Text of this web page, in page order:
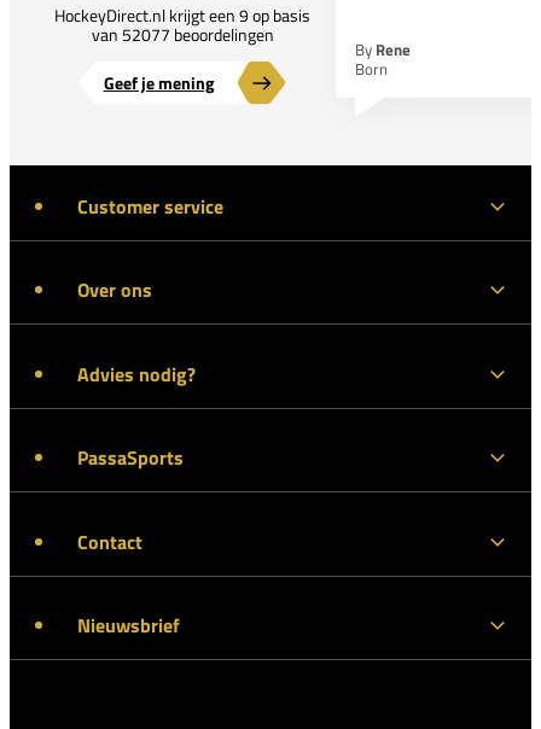
HockeyDirect.nl krijgt een 9 op basis
van 52077 beoordelingen
Geef je mening
By Rene
Born
Customer service
Over ons
Advies nodig?
PassaSports
Contact
Nieuwsbrief